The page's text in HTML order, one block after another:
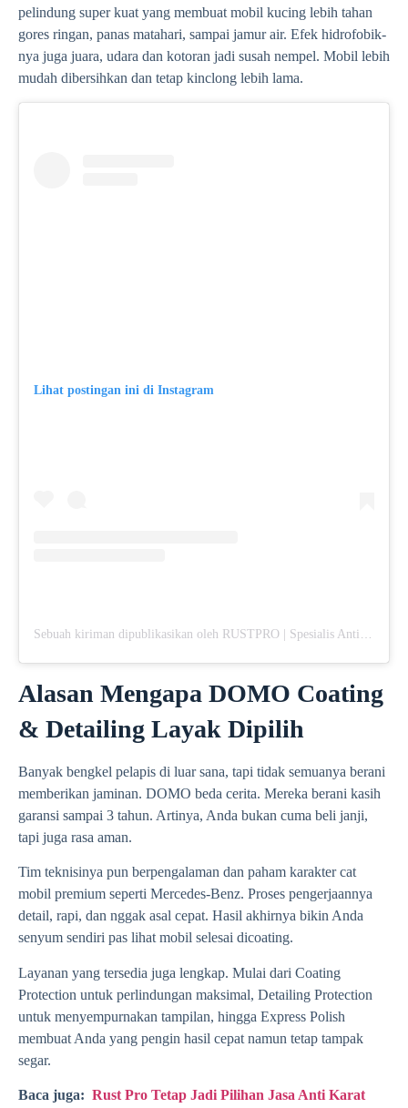
pelindung super kuat yang membuat mobil kucing lebih tahan
gores ringan, panas matahari, sampai jamur air. Efek hidrofobik-
nya juga juara, udara dan kotoran jadi susah nempel. Mobil lebih
mudah dibersihkan dan tetap kinclong lebih lama.
Lihat postingan ini di Instagram
Sebuah kiriman dipublikasikan oleh RUSTPRO | Spesialis Anti Karat Mobil (@rustpro_indonesia)
Alasan Mengapa DOMO Coating
& Detailing Layak Dipilih
Banyak bengkel pelapis di luar sana, tapi tidak semuanya berani
memberikan jaminan. DOMO beda cerita. Mereka berani kasih
garansi sampai 3 tahun. Artinya, Anda bukan cuma beli janji,
tapi juga rasa aman.
Tim teknisinya pun berpengalaman dan paham karakter cat
mobil premium seperti Mercedes-Benz. Proses pengerjaannya
detail, rapi, dan nggak asal cepat. Hasil akhirnya bikin Anda
senyum sendiri pas lihat mobil selesai dicoating.
Layanan yang tersedia juga lengkap. Mulai dari Coating
Protection untuk perlindungan maksimal, Detailing Protection
untuk menyempurnakan tampilan, hingga Express Polish
membuat Anda yang pengin hasil cepat namun tetap tampak
segar.
Baca juga: Rust Pro Tetap Jadi Pilihan Jasa Anti Karat